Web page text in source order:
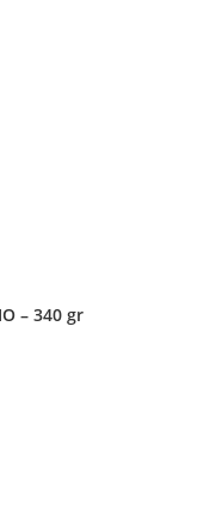
– 340 gr